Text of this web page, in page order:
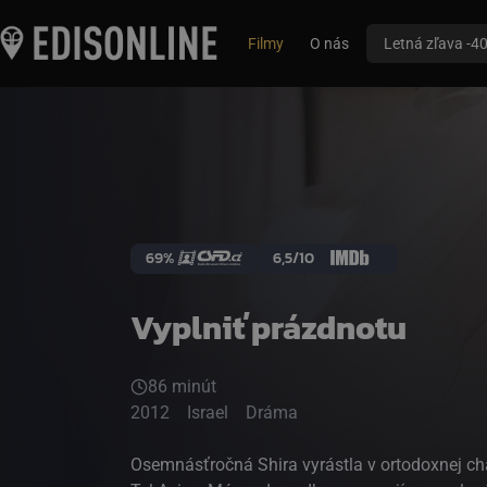
Filmy O nás Letná zľava -
Vyplniť prázdnotu
69% 6,5/10
86 minút
2012
Israel Dráma
Osemnásťročná Shira vyrástla v ortodoxnej